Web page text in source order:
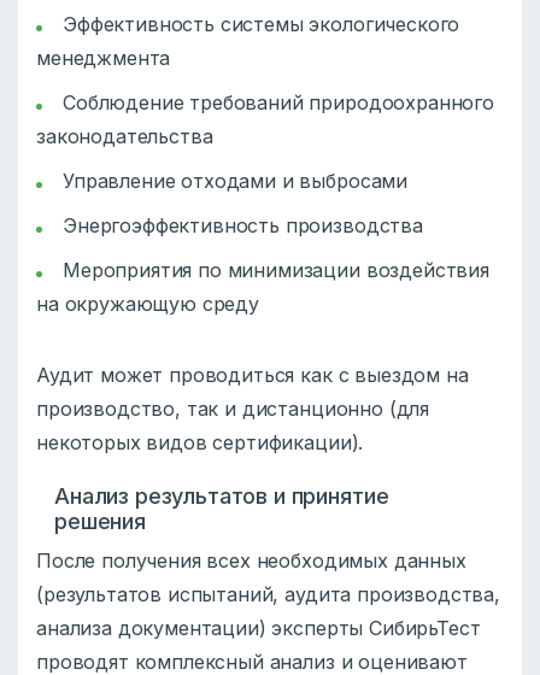
Эффективность системы экологического
менеджмента
Соблюдение требований природоохранного
законодательства
Управление отходами и выбросами
Энергоэффективность производства
Мероприятия по минимизации воздействия
на окружающую среду
Аудит может проводиться как с выездом на
производство, так и дистанционно (для
некоторых видов сертификации).
Анализ результатов и принятие
решения
После получения всех необходимых данных
(результатов испытаний, аудита производства,
анализа документации) эксперты СибирьТест
проводят комплексный анализ и оценивают